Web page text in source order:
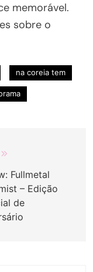
memorável.
sobre o
na coreia tem
Fullmetal
– Edição
de